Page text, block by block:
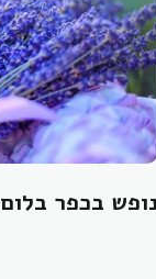
נופש בכפר בלום